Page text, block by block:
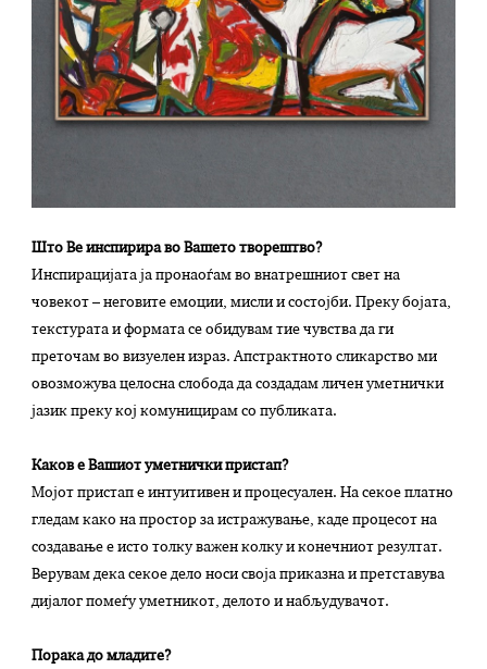
Што Ве инспирира во Вашето творештво?
Инспирацијата ја пронаоѓам во внатрешниот свет на
човекот – неговите емоции, мисли и состојби. Преку бојата,
текстурата и формата се обидувам тие чувства да ги
преточам во визуелен израз. Апстрактното сликарство ми
овозможува целосна слобода да создадам личен уметнички
јазик преку кој комуницирам со публиката.
Каков е Вашиот уметнички пристап?
Мојот пристап е интуитивен и процесуален. На секое платно
гледам како на простор за истражување, каде процесот на
создавање е исто толку важен колку и конечниот резултат.
Верувам дека секое дело носи своја приказна и претставува
дијалог помеѓу уметникот, делото и набљудувачот.
Порака до младите?